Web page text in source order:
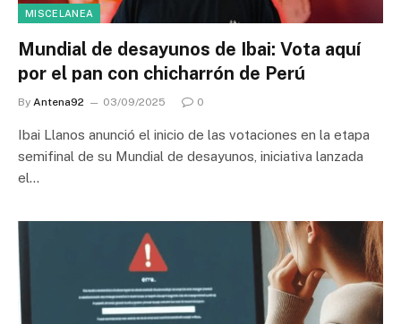
MISCELANEA
Mundial de desayunos de Ibai: Vota aquí
por el pan con chicharrón de Perú
By Antena92 03/09/2025 0
Ibai Llanos anunció el inicio de las votaciones en la etapa
semifinal de su Mundial de desayunos, iniciativa lanzada
el…